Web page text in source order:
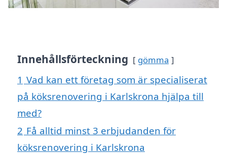
Innehållsförteckning gömma
1 Vad kan ett företag som är specialiserat
på köksrenovering i Karlskrona hjälpa till
med?
2 Få alltid minst 3 erbjudanden för
köksrenovering i Karlskrona